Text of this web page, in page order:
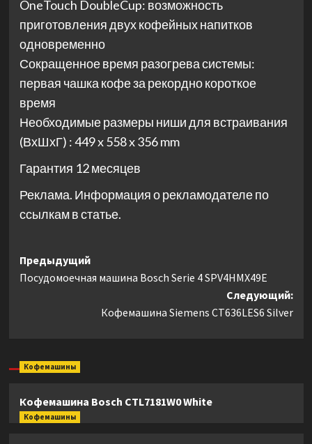
OneTouch DoubleCup: возможность
приготовления двух кофейных напитков
одновременно
Сокращенное время разогрева системы:
первая чашка кофе за рекордно короткое
время
Необходимые размеры ниши для встраивания
(ВхШхГ) : 449 x 558 x 356 mm
Гарантия 12 месяцев
Реклама. Информация о рекламодателе по
ссылкам в статье.
Навигация
записи
Предыдущий
Посудомоечная машина Bosch Serie 4 SPV4HMX49E
Следующий:
Кофемашина Siemens CT636LES6 Silver
Кофемашины
Кофемашина Bosch CTL7181W0 White
Кофемашины